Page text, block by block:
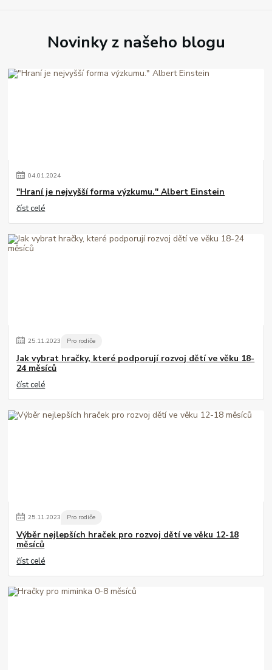
Novinky z našeho blogu
04.01.2024
"Hraní je nejvyšší forma výzkumu." Albert Einstein
číst celé
25.11.2023 Pro rodiče
Jak vybrat hračky, které podporují rozvoj dětí ve věku 18-
24 měsíců
číst celé
25.11.2023 Pro rodiče
Výběr nejlepších hraček pro rozvoj dětí ve věku 12-18
měsíců
číst celé